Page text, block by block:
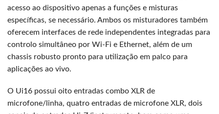
acesso ao dispositivo apenas a funções e misturas
específicas, se necessário. Ambos os misturadores também
oferecem interfaces de rede independentes integradas para
controlo simultâneo por Wi-Fi e Ethernet, além de um
chassis robusto pronto para utilização em palco para
aplicações ao vivo.
O Ui16 possui oito entradas combo XLR de
microfone/linha, quatro entradas de microfone XLR, dois